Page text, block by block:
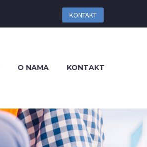
KONTAKT
O NAMA KONTAKT